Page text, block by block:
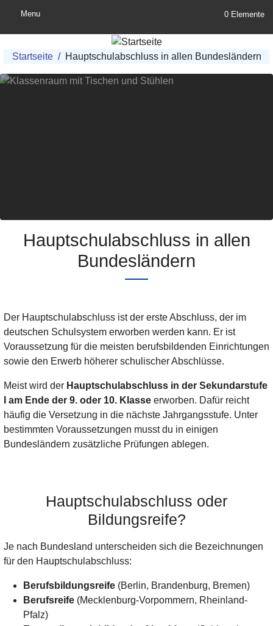
Menu 0 Elemente
Pfadnavigation
Startseite Hauptschulabschluss in allen Bundesländern
Hauptschulabschluss in allen
Bundesländern
Der Hauptschulabschluss ist der erste Abschluss, der im
deutschen Schulsystem erworben werden kann. Er ist
Voraussetzung für die meisten berufsbildenden Einrichtungen
sowie den Erwerb höherer schulischer Abschlüsse.
Meist wird der Hauptschulabschluss in der Sekundarstufe
I am Ende der 9. oder 10. Klasse erworben. Dafür reicht
häufig die Versetzung in die nächste Jahrgangsstufe. Unter
bestimmten Voraussetzungen musst du in einigen
Bundesländern zusätzliche Prüfungen ablegen.
Hauptschulabschluss oder
Bildungsreife?
Je nach Bundesland unterscheiden sich die Bezeichnungen
für den Hauptschulabschluss:
Berufsbildungsreife (Berlin, Brandenburg, Bremen)
Berufsreife (Mecklenburg-Vorpommern, Rheinland-
Pfalz)